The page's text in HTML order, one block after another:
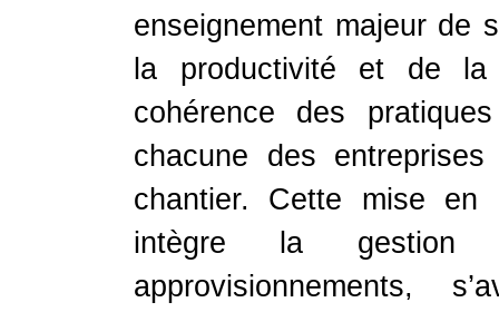
enseignement majeur de
la productivité et de
cohérence des
chacune des
chantier. Cette mise en
intègre la gestion
approvisionnements,